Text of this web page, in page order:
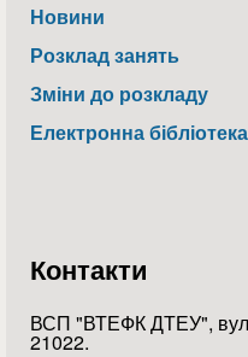
Новини
Розклад занять
Зміни до розкладу
Електронна бібліотека
Контакти
ВСП "ВТЕФК ДТЕУ", вул.
21022.